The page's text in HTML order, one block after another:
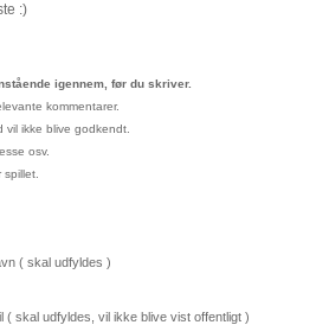
:)
igennem, før du skriver.
kommentarer.
ikke blive godkendt.
osv.
( skal udfyldes )
( skal udfyldes, vil ikke blive vist offentligt )